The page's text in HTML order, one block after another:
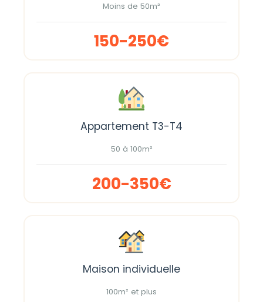
Moins de 50m²
150-250€
Appartement T3-T4
50 à 100m²
200-350€
Maison individuelle
100m² et plus